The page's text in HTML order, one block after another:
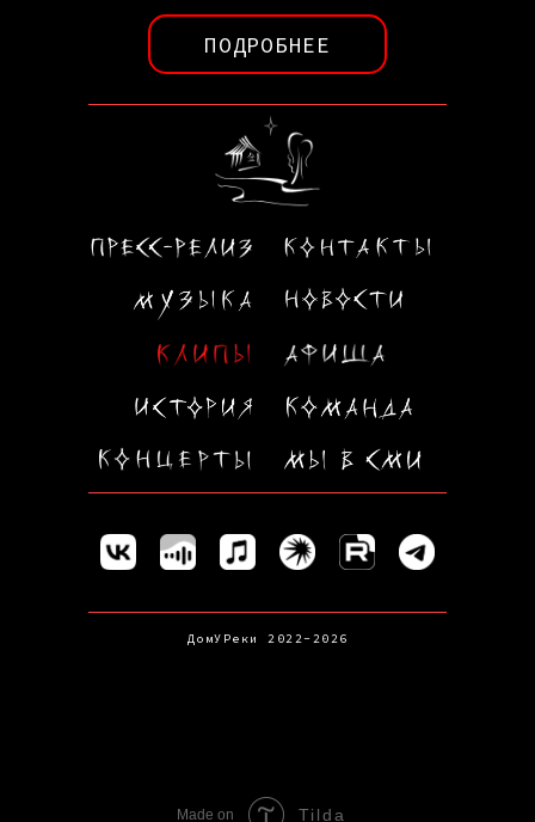
ПОДРОБНЕЕ
ДомУРеки 2022-2026
Made on Tilda